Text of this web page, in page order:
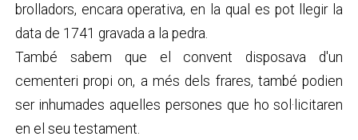
brolladors, encara operativa, en la qual es pot llegir la
data de 1741 gravada a la pedra.
També sabem que el convent disposava d'un
cementeri propi on, a més dels frares, també podien
ser inhumades aquelles persones que ho sol·licitaren
en el seu testament.